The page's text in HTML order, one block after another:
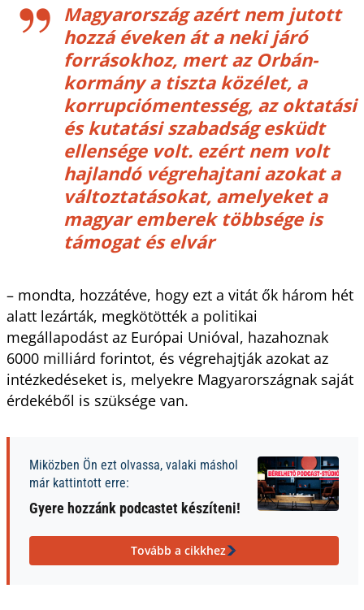
Magyarország azért nem jutott
hozzá éveken át a neki járó
forrásokhoz, mert az Orbán-
kormány a tiszta közélet, a
korrupciómentesség, az oktatási
és kutatási szabadság esküdt
ellensége volt. ezért nem volt
hajlandó végrehajtani azokat a
változtatásokat, amelyeket a
magyar emberek többsége is
támogat és elvár
– mondta, hozzátéve, hogy ezt a vitát ők három hét
alatt lezárták, megkötötték a politikai
megállapodást az Európai Unióval, hazahoznak
6000 milliárd forintot, és végrehajtják azokat az
intézkedéseket is, melyekre Magyarországnak saját
érdekéből is szüksége van.
Miközben Ön ezt olvassa, valaki máshol
már kattintott erre:
Gyere hozzánk podcastet készíteni!
Tovább a cikkhez